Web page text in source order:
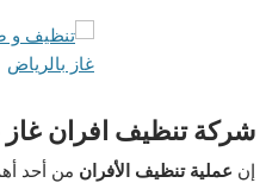
شركة تنظيف افران غاز
إن عملية تنظيف الأفران من أحد